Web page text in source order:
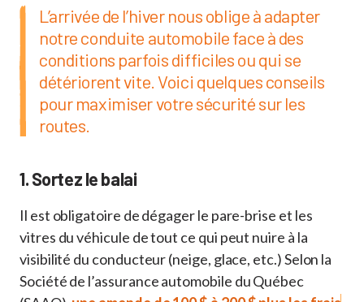
L’arrivée de l’hiver nous oblige à adapter
notre conduite automobile face à des
conditions parfois difficiles ou qui se
détériorent vite. Voici quelques conseils
pour maximiser votre sécurité sur les
routes.
1. Sortez le balai
Il est obligatoire de dégager le pare-brise et les
vitres du véhicule de tout ce qui peut nuire à la
visibilité du conducteur (neige, glace, etc.) Selon la
Société de l’assurance automobile du Québec